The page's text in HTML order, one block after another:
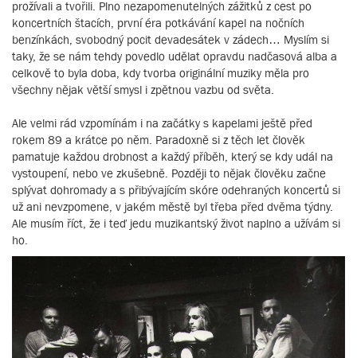
prožívali a tvořili. Plno nezapomenutelných zážitků z cest po
koncertních štacích, první éra potkávání kapel na nočních
benzínkách, svobodný pocit devadesátek v zádech… Myslím si
taky, že se nám tehdy povedlo udělat opravdu nadčasová alba a
celkově to byla doba, kdy tvorba originální muziky měla pro
všechny nějak větší smysl i zpětnou vazbu od světa.
Ale velmi rád vzpomínám i na začátky s kapelami ještě před
rokem 89 a krátce po něm. Paradoxně si z těch let člověk
pamatuje každou drobnost a každý příběh, který se kdy udál na
vystoupení, nebo ve zkušebně. Později to nějak člověku začne
splývat dohromady a s přibývajícím skóre odehraných koncertů si
už ani nevzpomene, v jakém městě byl třeba před dvěma týdny.
Ale musím říct, že i teď jedu muzikantský život naplno a užívám si
ho.